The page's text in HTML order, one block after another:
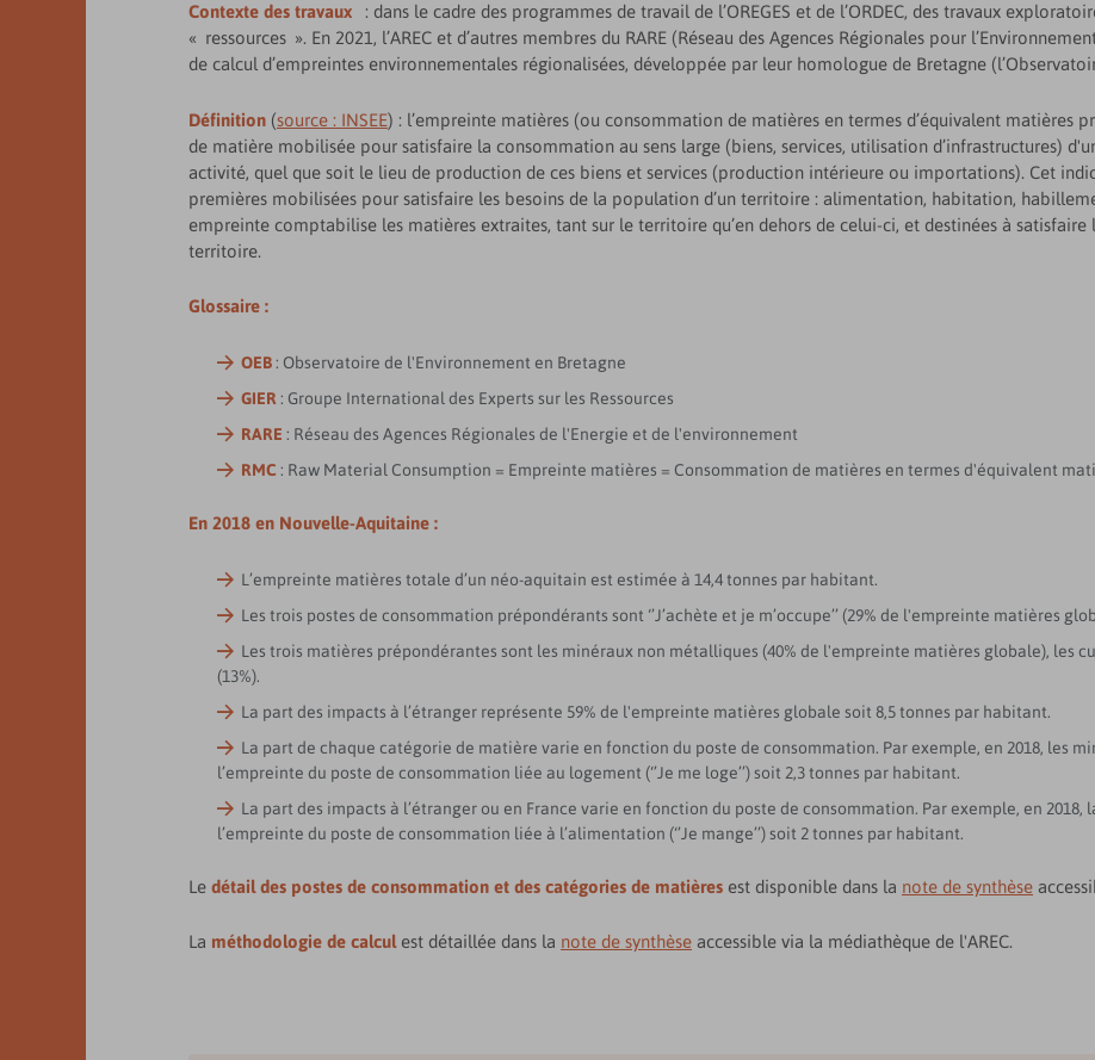
Contexte des travaux : dans le cadre des programmes de travail de l’OREGES et de l’ORDEC, des travaux
« ressources ». En 2021, l’AREC et d’autres membres du RARE (Réseau des Agences Régionales pour
de calcul d’empreintes environnementales régionalisées, développée par leur homologue de Bretagne
Définition (source : INSEE) : l’empreinte matières (ou consommation de matières en termes d’équivalent matières
de matière mobilisée pour satisfaire la consommation au sens large (biens, services, utilisation d’infrastructures)
activité, quel que soit le lieu de production de ces biens et services (production intérieure ou importations). Cet
premières mobilisées pour satisfaire les besoins de la population d’un territoire : alimentation, habitation,
empreinte comptabilise les matières extraites, tant sur le territoire qu’en dehors de celui-ci, et destinées à
territoire.
Glossaire :
OEB: Observatoire de l'Environnement en Bretagne
GIER: Groupe International des Experts sur les Ressources
RARE : Réseau des Agences Régionales de l'Energie et de l'environnement
RMC: Raw Material Consumption = Empreinte matières = Consommation de matières en termes d'équivalent
En 2018 en Nouvelle-Aquitaine :
L’empreinte matières totale d’un néo-aquitain est estimée à 14,4 tonnes par habitant.
Les trois postes de consommation prépondérants sont ‘’J’achète et je m’occupe’’ (29% de l'empreinte matières
Les trois matières prépondérantes sont les minéraux non métalliques (40% de l'empreinte matières globale), les
(13%).
La part des impacts à l’étranger représente 59% de l'empreinte matières globale soit 8,5 tonnes par habitant.
La part de chaque catégorie de matière varie en fonction du poste de consommation. Par exemple, en 2018, les
l’empreinte du poste de consommation liée au logement (‘’Je me loge’’) soit 2,3 tonnes par habitant.
La part des impacts à l’étranger ou en France varie en fonction du poste de consommation. Par exemple, en 2018,
l’empreinte du poste de consommation liée à l’alimentation (‘’Je mange’’) soit 2 tonnes par habitant.
Le détail des postes de consommation et des catégories de matières est disponible dans la note de synthèse
La méthodologie de calcul est détaillée dans la note de synthèse accessible via la médiathèque de l'AREC.